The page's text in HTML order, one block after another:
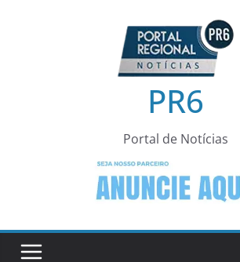
PR6
Portal de Notícias